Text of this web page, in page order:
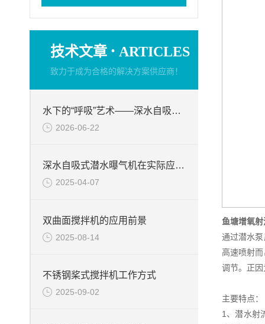
技术文章 · ARTICLES
致力于成为合格的解决方案供应商！
水下的“呼吸”艺术——深水自吸式潜水曝气机的技术原理与核心优势
2026-06-22
深水自吸式潜水曝气机在实际应用场景中的性能优势
2025-04-07
双曲面搅拌机的应用前景
2025-08-14
不锈钢桨式搅拌机工作方式
2025-09-02
鱼塘增氧
通过潜水
高速喷射
调节。正
主要特点：
1、潜水射